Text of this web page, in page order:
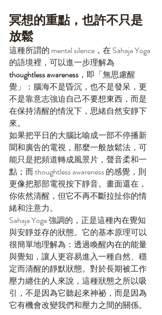
冥想的重點，也許不只是
放鬆
這種所謂的 mental silence，在 Sahaja Yoga
的語境裡，可以進一步理解為
thoughtless awareness ，即「無思慮醒
覺」：腦海不是昏沉，也不是發呆，更
不是靠意志強迫自己不要想東西，而是
在保持清醒的情況下，思緒自然安靜下
來。
如果把平日的大腦比喻成一部不停播新
聞和廣告的電視，那麼一般放鬆法，可
能只是把頻道轉成風景片，聲音柔和一
點；而 thoughtless awareness 的感覺，則
更像把那部電視按下靜音。畫面還在，
你依然清醒，但它不再不斷拉扯你的情
緒和注意力。
Sahaja Yoga 強調的，正是這種內在覺知
與安靜並存的狀態。它的基本原理可以
很簡單地理解為：透過喚醒內在的能量
與覺知，讓人更容易進入一種自然、穩
定而清醒的靜默狀態。對於長期被工作
壓力纏住的人來說，這種狀態之所以吸
引，不是因為它聽起來神祕，而是因為
它有機會改變我們和壓力之間的關係。